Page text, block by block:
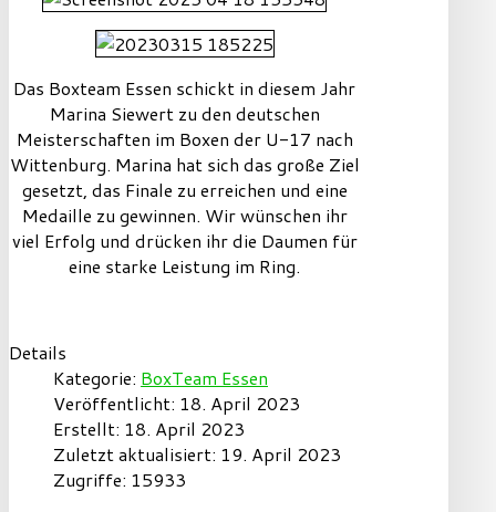
Das Boxteam Essen schickt in diesem Jahr
Marina Siewert zu den deutschen
Meisterschaften im Boxen der U-17 nach
Wittenburg. Marina hat sich das große Ziel
gesetzt, das Finale zu erreichen und eine
Medaille zu gewinnen. Wir wünschen ihr
viel Erfolg und drücken ihr die Daumen für
eine starke Leistung im Ring.
Details
Kategorie: BoxTeam Essen
Veröffentlicht: 18. April 2023
Erstellt: 18. April 2023
Zuletzt aktualisiert: 19. April 2023
Zugriffe: 15933